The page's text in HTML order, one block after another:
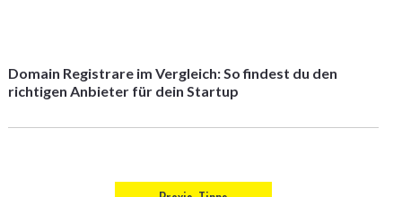
Domain Registrare im Vergleich: So findest du den
richtigen Anbieter für dein Startup